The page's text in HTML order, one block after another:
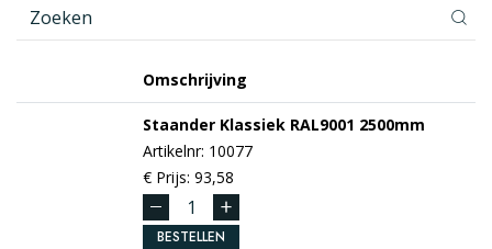
Omschrijving
Staander Klassiek RAL9001 2500mm
Artikelnr: 10077
€ Prijs: 93,58
BESTELLEN